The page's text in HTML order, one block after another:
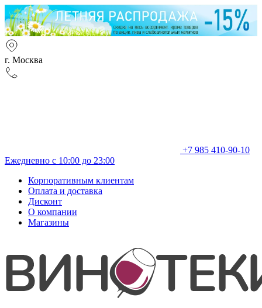
г. Москва
+7 985 410-90-10
Ежедневно с 10:00 до 23:00
Корпоративным клиентам
Оплата и доставка
Дисконт
О компании
Магазины